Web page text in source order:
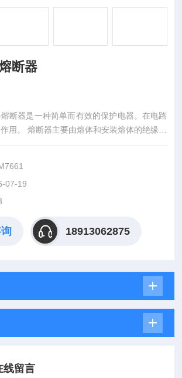
断器
断器是一种简单而有效的保护电器。在电路
用。 熔断器主要由熔体和安装熔体的绝缘管
时，熔体串接于被保护的电路中，当电路发
07-19
18913062875
线留言